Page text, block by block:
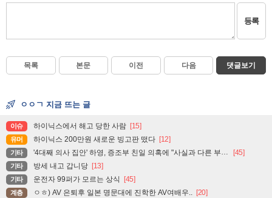
등록
목록 본문 이전 다음 댓글보기
ㅇㅇㄱ 지금 뜨는 글
이슈 하이닉스에서 해고 당한 사람 [15]
유머 하이닉스 200만원 새로운 빙고판 떴다 [12]
기타 '4대째 의사 집안' 하영, 증조부 친일 의혹에 "사실과 다른 부분 있어" [45]
기타 방세 내고 갑니당 [13]
기타 운전자 99퍼가 모르는 상식 [45]
계층 ㅇㅎ) AV 은퇴후 일본 명문대에 진학한 AV여배우.. [20]